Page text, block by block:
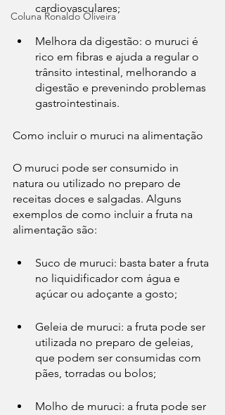
Coluna Ronaldo Oliveira
cardiovasculares;
Melhora da digestão: o muruci é
rico em fibras e ajuda a regular o
trânsito intestinal, melhorando a
digestão e prevenindo problemas
gastrointestinais.
Como incluir o muruci na alimentação
O muruci pode ser consumido in
natura ou utilizado no preparo de
receitas doces e salgadas. Alguns
exemplos de como incluir a fruta na
alimentação são:
Suco de muruci: basta bater a fruta
no liquidificador com água e
açúcar ou adoçante a gosto;
Geleia de muruci: a fruta pode ser
utilizada no preparo de geleias,
que podem ser consumidas com
pães, torradas ou bolos;
Molho de muruci: a fruta pode ser